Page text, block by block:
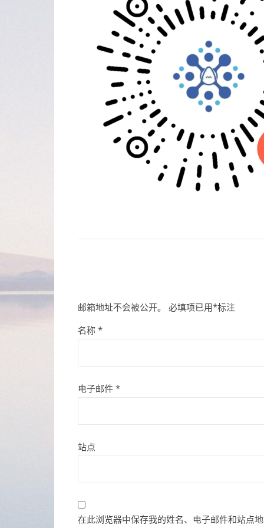
邮箱地址不会被公开。 必填项已用*标注
名称 *
电子邮件 *
站点
在此浏览器中保存我的姓名、电子邮件和站点